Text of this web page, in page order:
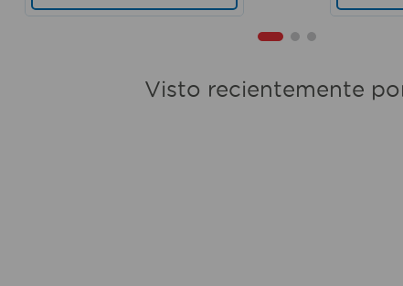
Visto recientemente